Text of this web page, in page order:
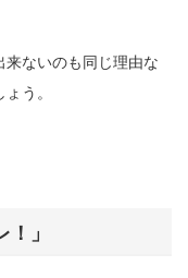
ないのも同じ理由な
う。
」